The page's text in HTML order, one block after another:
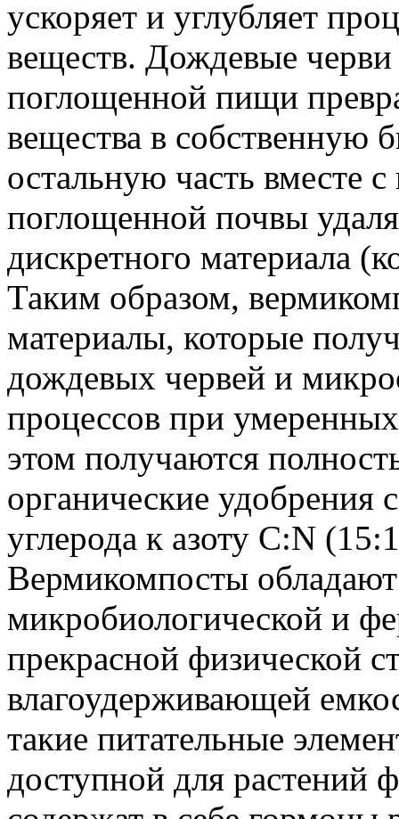
ускоряет и углубляет
веществ. Дождевые
поглощенной пищи
вещества в собственную
остальную часть вместе
поглощенной почвы
дискретного материала
Таким образом,
материалы, которые
дождевых червей и
процессов при
этом получаются
органические
углерода к азоту C:N
Вермикомпосты
микробиологической и
прекрасной физической
влагоудерживающей
такие питательные
доступной для растений